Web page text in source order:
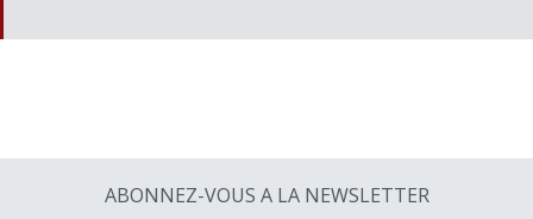
ABONNEZ-VOUS A LA NEWSLETTER